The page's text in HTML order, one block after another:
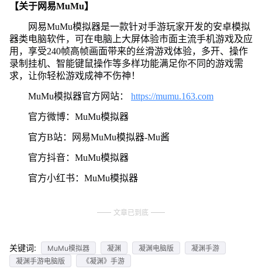
【关于网易MuMu】
网易MuMu模拟器是一款针对手游玩家开发的安卓模拟
器类电脑软件，可在电脑上大屏体验市面主流手机游戏及应
用，享受240帧高帧画面带来的丝滑游戏体验，多开、操作
录制挂机、智能键鼠操作等多样功能满足你不同的游戏需
求，让你轻松游戏成神不伤神！
MuMu模拟器官方网站： https://mumu.163.com
官方微博：MuMu模拟器
官方B站：网易MuMu模拟器-Mu酱
官方抖音：MuMu模拟器
官方小红书：MuMu模拟器
文章已到底
关键词: MuMu模拟器 凝渊 凝渊电脑版
凝渊手游
凝渊手游电脑版
《凝渊》手游